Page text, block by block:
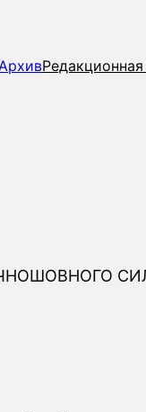
АрхивРедакционная